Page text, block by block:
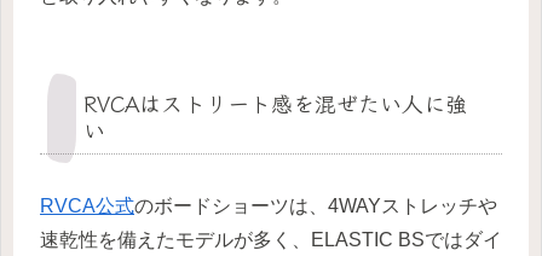
RVCAはストリート感を混ぜたい人に強
い
RVCA公式のボードショーツは、4WAYストレッチや
速乾性を備えたモデルが多く、ELASTIC BSではダイ